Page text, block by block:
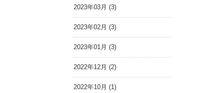
2023年03月 (3)
2023年02月 (3)
2023年01月 (3)
2022年12月 (2)
2022年10月 (1)